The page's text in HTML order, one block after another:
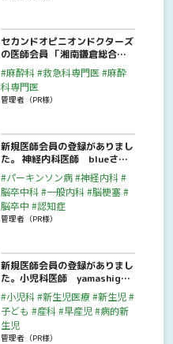
セカンドオピニオンドクターズ
の医師会員 「湘南鎌倉総合病
院 倉橋麻酔科部長のインター
ビュー動画」 が公開されまし
た。
#麻酔科#救急科専門医 #麻酔
科専門医
管理者（PR様）
新規医師会員の登録がありまし
た。 神経内科医師 blueさん
が新規医師会員に登録されまし
た。
#パーキンソン病#神経内科#
脳卒中科#一般内科#脳梗塞 #
脳卒中 #認知症
管理者（PR様）
新規医師会員の登録がありまし
た。小児科医師 yamashigさ
んが新規医師会員に登録されま
した。
#小児科#新生児医療#新生児#
子ども #産科#早産児#病的新
生児
管理者（PR様）